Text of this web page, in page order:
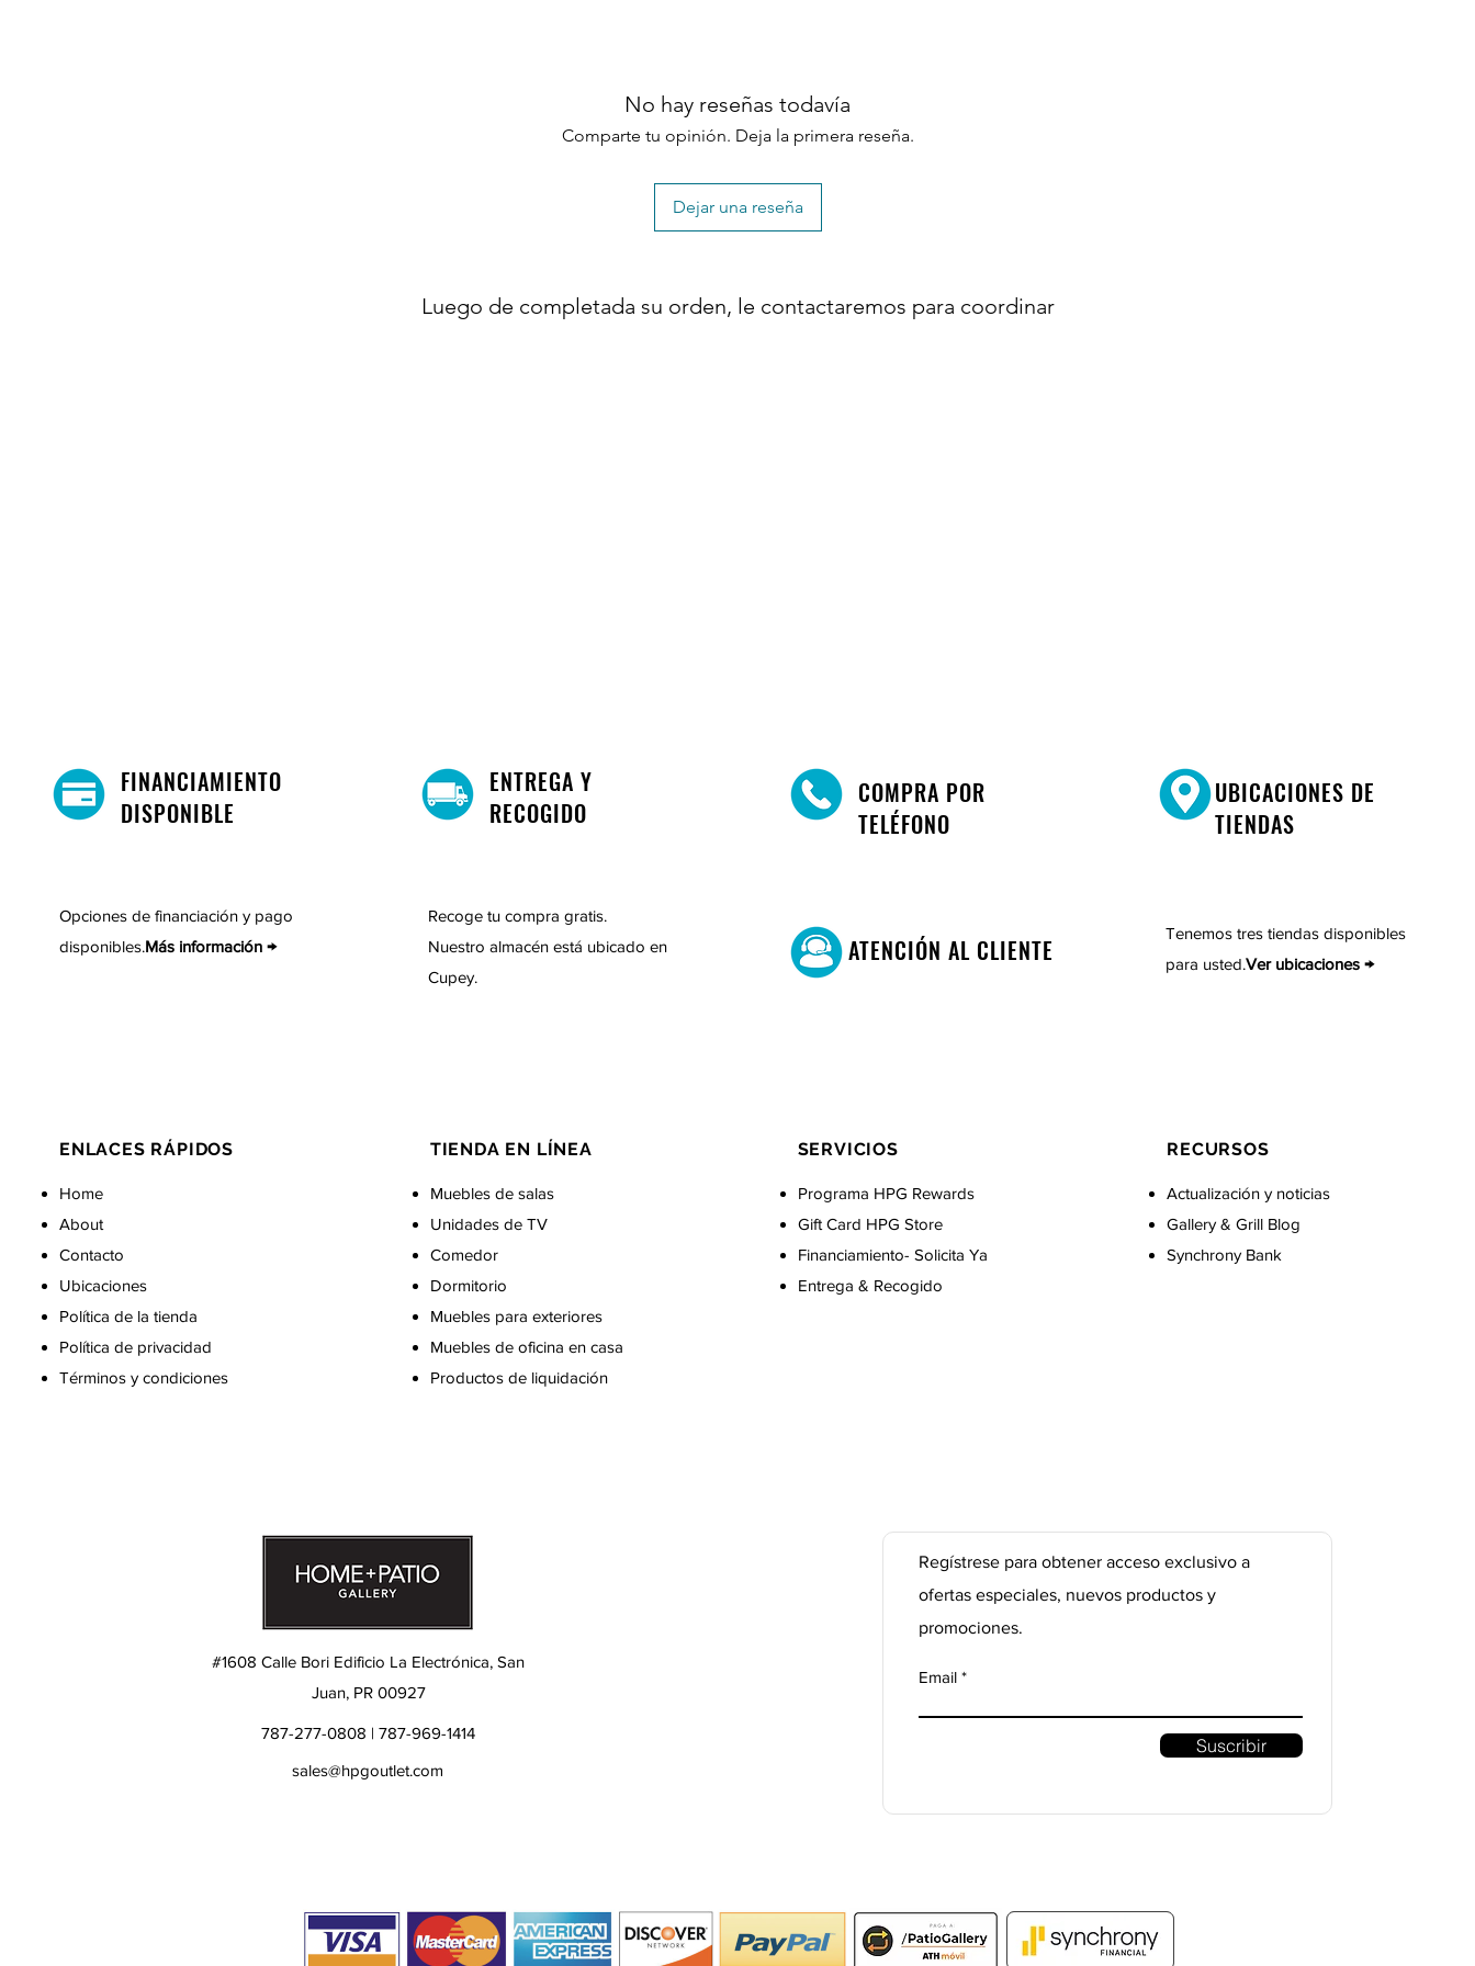
No hay reseñas todavía
Comparte tu opinión. Deja la primera reseña.
Dejar una reseña
Luego de completada su orden, le contactaremos para coordinar
FINANCIAMIENTO
DISPONIBLE
Opciones de financiación y pago
disponibles.Más información →
ENTREGA Y
RECOGIDO
Recoge tu compra gratis.
Nuestro almacén está ubicado en
Cupey.
COMPRA POR
TELÉFONO
ATENCIÓN AL CLIENTE
UBICACIONES DE
TIENDAS
Tenemos tres tiendas disponibles
para usted.Ver ubicaciones →
ENLACES RÁPIDOS
Home
About
Contacto
Ubicaciones
Política de la tienda
Política de privacidad
Términos y condiciones
TIENDA EN LÍNEA
Muebles de salas
Unidades de TV
Comedor
Dormitorio
Muebles para exteriores
Muebles de oficina en casa
Productos de liquidación
SERVICIOS
Programa HPG Rewards
Gift Card HPG Store
Financiamiento- Solicita Ya
Entrega & Recogido
RECURSOS
Actualización y noticias
Gallery & Grill Blog
Synchrony Bank
#1608 Calle Bori Edificio La Electrónica, San
Juan, PR 00927
787-277-0808 | 787-969-1414
sales@hpgoutlet.com
Regístrese para obtener acceso exclusivo a
ofertas especiales, nuevos productos y
promociones.
Email
Suscribir